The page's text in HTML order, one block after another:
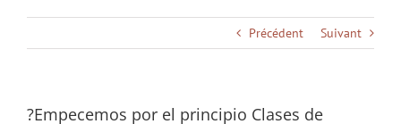
Précédent Suivant
?Empecemos por el principio Clases de